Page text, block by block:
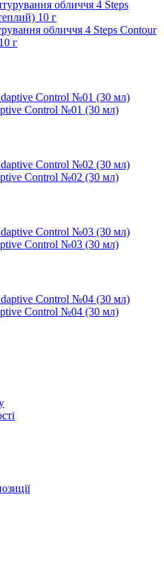
обличчя 4 Steps Contour
г
Control №01 (30 мл)
Control №02 (30 мл)
Control №03 (30 мл)
Control №04 (30 мл)